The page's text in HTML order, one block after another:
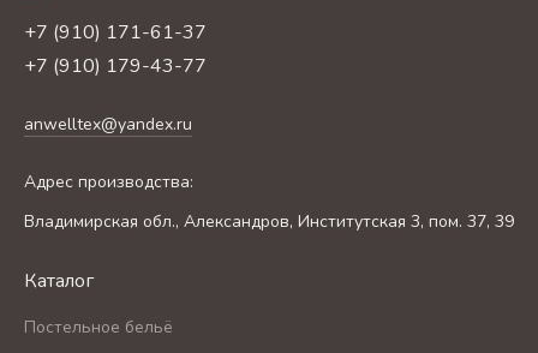
+7 (910) 171-61-37
+7 (910) 179-43-77
anwelltex@yandex.ru
Адрес производства:
Владимирская обл., Александров, Институтская 3, пом. 37, 39
Каталог
Постельное бельё